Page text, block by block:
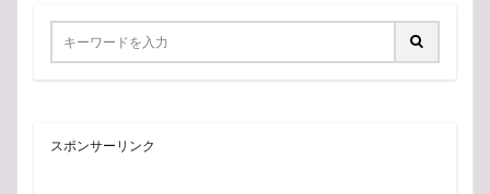
スポンサーリンク